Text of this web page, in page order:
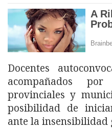
Docentes
acompañados
provinciales y
posibilidad de
ante la insensibilidad